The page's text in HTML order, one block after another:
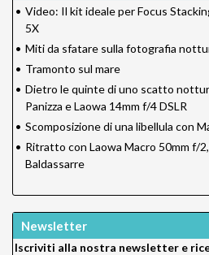
• Video: Il kit ideale per Focus
5X
• Miti da sfatare sulla fotografia
• Tramonto sul mare
• Dietro le quinte di uno scatto
Panizza e Laowa 14mm f/4 DSLR
• Scomposizione di una libellula con
• Ritratto con Laowa Macro 50mm f/
Baldassarre
Newsletter
Iscriviti alla nostra newsletter e